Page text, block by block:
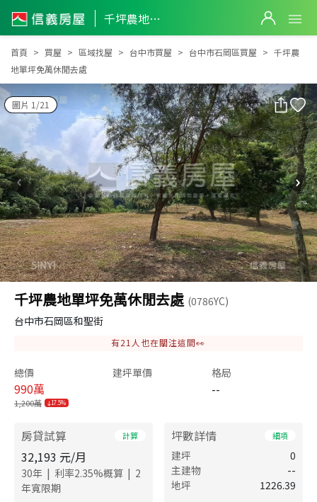
千坪農地單坪免萬休閒去處
千坪農地單坪免萬休閒去處
首頁 買屋 區域找屋 台中市買屋 台中市石岡區買屋
千坪農
地單坪免萬休閒去處
圖片 1/21
千坪農地單坪免萬休閒去處 (0786YC)
台中市石岡區和聖街
有21 人也在關注這間👀
總價
990萬
1,200萬 17.5%
建坪單價 格局
--
房貸試算 計算
32,193 元/月
30年 | 利率2.35%概算 | 2
年寬限期
坪數詳情 細項
建坪
0
主建物
--
地坪
1226.39